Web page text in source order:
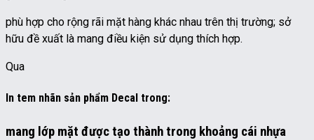
phù hợp cho rộng rãi mặt hàng khác nhau trên thị trường; sở
hữu đề xuất là mang điều kiện sử dụng thích hợp.
Qua
In tem nhãn sản phẩm Decal trong:
mang lớp mặt được tạo thành trong khoảng cái nhựa